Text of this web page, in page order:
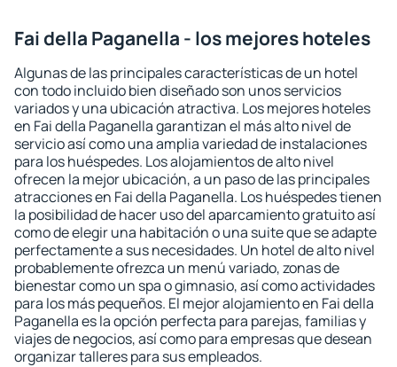
Fai della Paganella - los mejores hoteles
Algunas de las principales características de un hotel
con todo incluido bien diseñado son unos servicios
variados y una ubicación atractiva. Los mejores hoteles
en Fai della Paganella garantizan el más alto nivel de
servicio así como una amplia variedad de instalaciones
para los huéspedes. Los alojamientos de alto nivel
ofrecen la mejor ubicación, a un paso de las principales
atracciones en Fai della Paganella. Los huéspedes tienen
la posibilidad de hacer uso del aparcamiento gratuito así
como de elegir una habitación o una suite que se adapte
perfectamente a sus necesidades. Un hotel de alto nivel
probablemente ofrezca un menú variado, zonas de
bienestar como un spa o gimnasio, así como actividades
para los más pequeños. El mejor alojamiento en Fai della
Paganella es la opción perfecta para parejas, familias y
viajes de negocios, así como para empresas que desean
organizar talleres para sus empleados.